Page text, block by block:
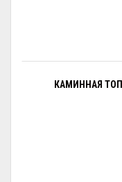
КАМИННАЯ